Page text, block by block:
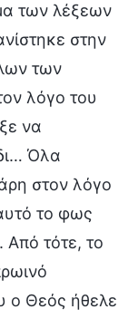
των λέξεων
στην
των
λόγο του
να
Όλα
στον λόγο
το φως
Από τότε, το
ο Θεός ήθελε